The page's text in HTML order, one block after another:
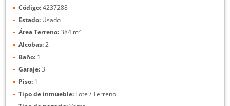
Código:4237288
Estado: Usado
Área Terreno:384 m²
Alcobas:2
Baño: 1
Garaje:3
Piso: 1
Tipo de inmueble: Lote / Terreno